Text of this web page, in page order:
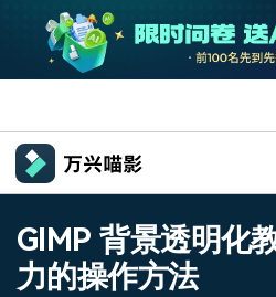
推荐产品
实用工具
新闻中心
产品系统
AI功能
GIMP 背景透明化
力的操作方法